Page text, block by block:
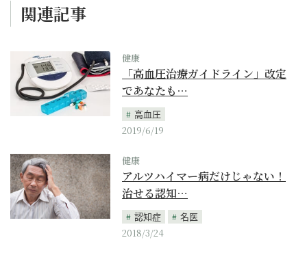
関連記事
健康
「高血圧治療ガイドライン」改定
であなたも…
高血圧
2019/6/19
健康
アルツハイマー病だけじゃない！
治せる認知…
認知症
名医
2018/3/24